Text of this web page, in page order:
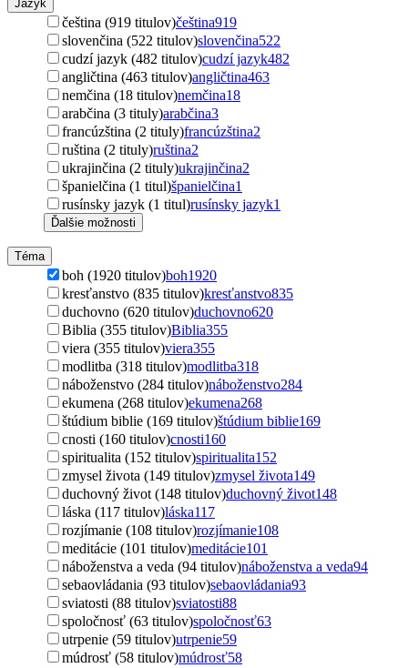
Jazyk
čeština (919 titulov)čeština919
slovenčina (522 titulov)slovenčina522
cudzí jazyk (482 titulov)cudzí jazyk482
angličtina (463 titulov)angličtina463
nemčina (18 titulov)nemčina18
arabčina (3 tituly)arabčina3
francúzština (2 tituly)francúzština2
ruština (2 tituly)ruština2
ukrajinčina (2 tituly)ukrajinčina2
španielčina (1 titul)španielčina1
rusínsky jazyk (1 titul)rusínsky jazyk1
Ďalšie možnosti
Téma
boh (1920 titulov)boh1920
kresťanstvo (835 titulov)kresťanstvo835
duchovno (620 titulov)duchovno620
Biblia (355 titulov)Biblia355
viera (355 titulov)viera355
modlitba (318 titulov)modlitba318
náboženstvo (284 titulov)náboženstvo284
ekumena (268 titulov)ekumena268
štúdium biblie (169 titulov)štúdium biblie169
cnosti (160 titulov)cnosti160
spiritualita (152 titulov)spiritualita152
zmysel života (149 titulov)zmysel života149
duchovný život (148 titulov)duchovný život148
láska (117 titulov)láska117
rozjímanie (108 titulov)rozjímanie108
meditácie (101 titulov)meditácie101
náboženstva a veda (94 titulov)náboženstva a veda94
sebaovládania (93 titulov)sebaovládania93
sviatosti (88 titulov)sviatosti88
spoločnosť (63 titulov)spoločnosť63
utrpenie (59 titulov)utrpenie59
múdrosť (58 titulov)múdrosť58